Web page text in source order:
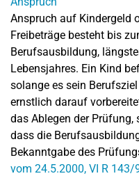
Anspruch auf Kindergeld
Freibeträge besteht bis
Berufsausbildung,
Lebensjahres. Ein Kind
solange es sein
ernstlich darauf
das Ablegen der Prüfung,
dass die
Bekanntgabe des
vom 24.5.2000, VI R 143/